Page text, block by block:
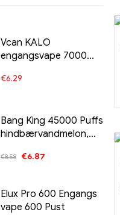
Vcan KALO
engangsvape 7000
€6.29
Bang King 45000 Puffs
hindbærvandmelon,
Strawberry Kiwi din
dampoplevelse
€8.58 €6.87
Elux Pro 600 Engangs
vape 600 Pust